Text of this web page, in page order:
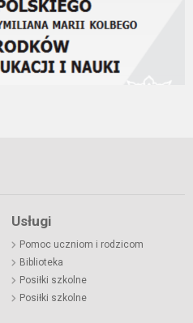
Usługi
Pomoc uczniom i rodzicom
Biblioteka
Posiłki szkolne
Posiłki szkolne